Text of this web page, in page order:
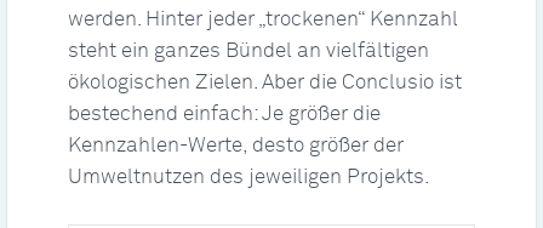
werden. Hinter jeder „trockenen“ Kennzahl
steht ein ganzes Bündel an vielfältigen
ökologischen Zielen. Aber die Conclusio ist
bestechend einfach: Je größer die
Kennzahlen-Werte, desto größer der
Umweltnutzen des jeweiligen Projekts.